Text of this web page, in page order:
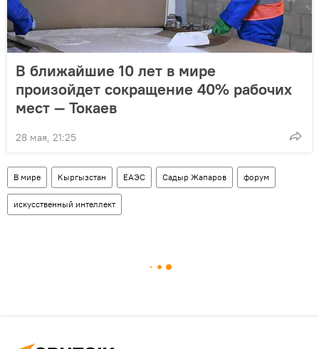
В ближайшие 10 лет в мире
произойдет сокращение 40% рабочих
мест — Токаев
28 мая, 21:25
В мире Кыргызстан ЕАЭС Садыр Жапаров форум
искусственный интеллект